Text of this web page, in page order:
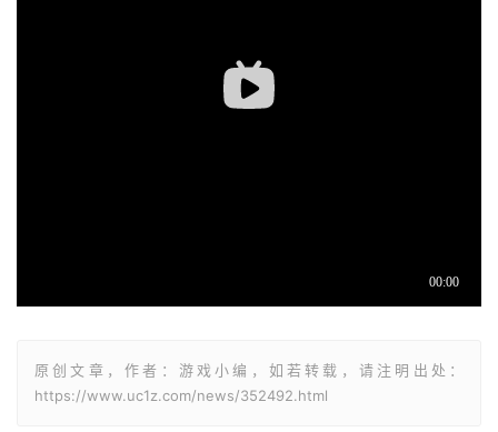
原创文章，作者：游戏小编，如若转载，请注明出处：
https://www.uc1z.com/news/352492.html